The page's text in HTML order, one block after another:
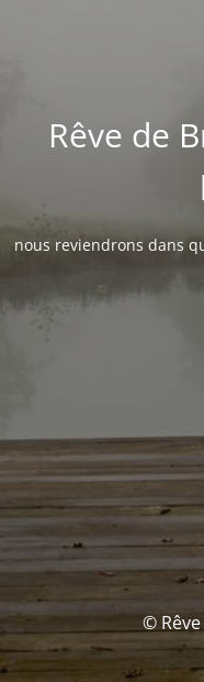
Rêve de
nous reviendrons dans
©